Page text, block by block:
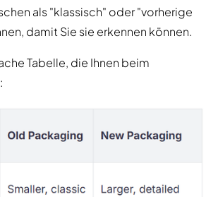
als "klassisch" oder "vorherige
damit Sie sie erkennen können.
Tabelle, die Ihnen beim